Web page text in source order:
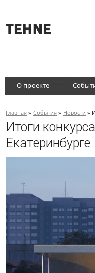
О проекте
Главная » События » Новости »
Итоги
Екатеринбурге